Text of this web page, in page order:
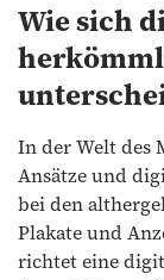
Wie sich
In der Welt des
Ansätze und
bei den
Plakate und
richtet eine